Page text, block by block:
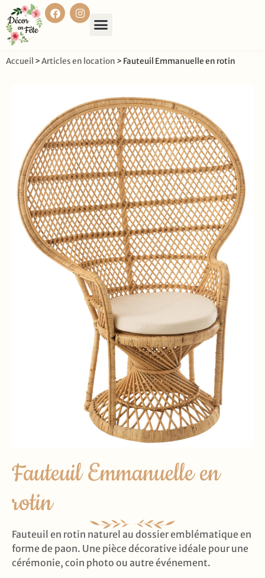
Accueil >Articles en location > Fauteuil Emmanuelle en rotin
Fauteuil Emmanuelle en
rotin
Fauteuil en rotin naturel au dossier emblématique en
forme de paon. Une pièce décorative idéale pour une
cérémonie, coin photo ou autre événement.